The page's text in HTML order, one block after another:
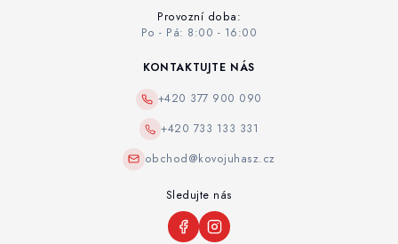
Provozní doba:
Po - Pá: 8:00 - 16:00
KONTAKTUJTE NÁS
+420 377 900 090
+420 733 133 331
obchod@kovojuhasz.cz
Sledujte nás